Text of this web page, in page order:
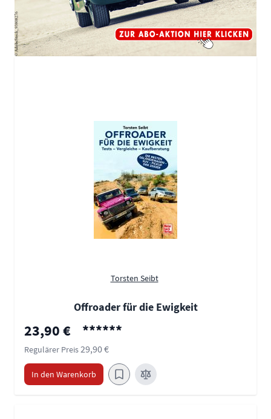
Torsten Seibt
Offroader für die Ewigkeit
Sonderpreis
23,90 € ******
Regulärer Preis29,90 €
In den Warenkorb